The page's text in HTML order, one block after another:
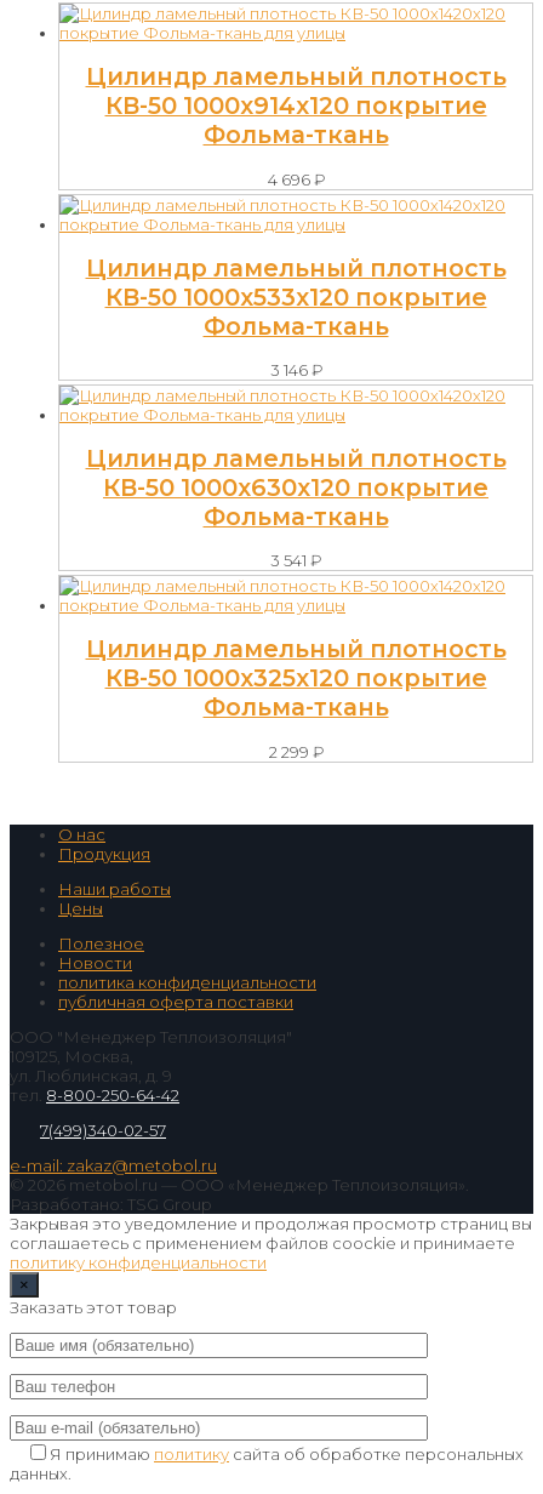
Цилиндр ламельный плотность
КВ-50 1000х914х120 покрытие
Фольма-ткань
4 696₽
Цилиндр ламельный плотность
КВ-50 1000х533х120 покрытие
Фольма-ткань
3 146₽
Цилиндр ламельный плотность
КВ-50 1000х630х120 покрытие
Фольма-ткань
3 541 ₽
Цилиндр ламельный плотность
КВ-50 1000х325х120 покрытие
Фольма-ткань
2 299 ₽
О нас
Продукция
Наши работы
Цены
Полезное
Новости
политика конфиденциальности
публичная оферта поставки
ООО "Менеджер Теплоизоляция"
109125, Москва,
ул. Люблинская, д. 9
тел. 8-800-250-64-42
7(499)340-02-57
e-mail: zakaz@metobol.ru
© 2026 metobol.ru — ООО «Менеджер Теплоизоляция».
Разработано: TSG Group
Закрывая это уведомление и продолжая просмотр страниц вы
соглашаетесь с применением файлов coockie и принимаете
политику конфиденциальности
×
Заказать этот товар
Я принимаю политику сайта об обработке персональных
данных.